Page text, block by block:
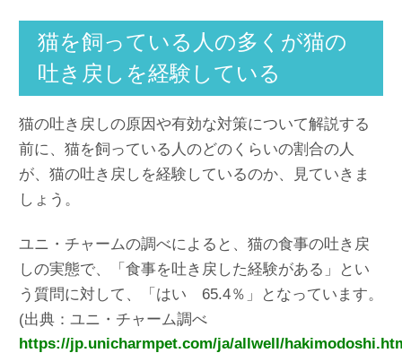
猫を飼っている人の多くが猫の
吐き戻しを経験している
猫の吐き戻しの原因や有効な対策について解説する
前に、猫を飼っている人のどのくらいの割合の人
が、猫の吐き戻しを経験しているのか、見ていきま
しょう。
ユニ・チャームの調べによると、猫の食事の吐き戻
しの実態で、「食事を吐き戻した経験がある」とい
う質問に対して、「はい 65.4％」となっています。
(出典：ユニ・チャーム調べ
https://jp.unicharmpet.com/ja/allwell/